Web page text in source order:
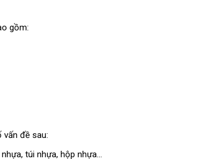
gồm:
vấn đề sau:
túi nhựa, hộp nhựa…